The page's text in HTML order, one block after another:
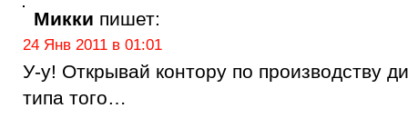
Микки пишет:
24 Янв 2011 в 01:01
У-у! Открывай контору по производству
типа того…